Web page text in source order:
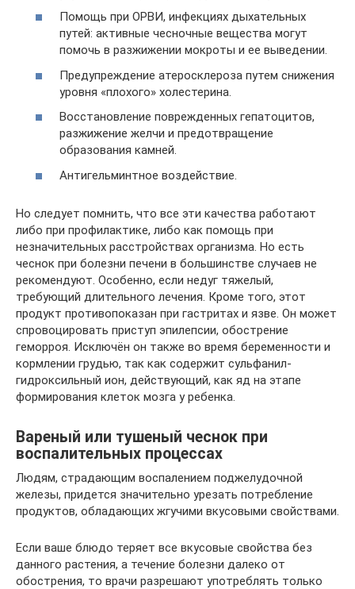
Помощь при ОРВИ, инфекциях дыхательных
путей: активные чесночные вещества могут
помочь в разжижении мокроты и ее выведении.
Предупреждение атеросклероза путем снижения
уровня «плохого» холестерина.
Восстановление поврежденных гепатоцитов,
разжижение желчи и предотвращение
образования камней.
Антигельминтное воздействие.
Но следует помнить, что все эти качества работают
либо при профилактике, либо как помощь при
незначительных расстройствах организма. Но есть
чеснок при болезни печени в большинстве случаев не
рекомендуют. Особенно, если недуг тяжелый,
требующий длительного лечения. Кроме того, этот
продукт противопоказан при гастритах и язве. Он может
спровоцировать приступ эпилепсии, обострение
геморроя. Исключён он также во время беременности и
кормлении грудью, так как содержит сульфанил-
гидроксильный ион, действующий, как яд на этапе
формирования клеток мозга у ребенка.
Вареный или тушеный чеснок при
воспалительных процессах
Людям, страдающим воспалением поджелудочной
железы, придется значительно урезать потребление
продуктов, обладающих жгучими вкусовыми свойствами.
Если ваше блюдо теряет все вкусовые свойства без
данного растения, а течение болезни далеко от
обострения, то врачи разрешают употреблять только